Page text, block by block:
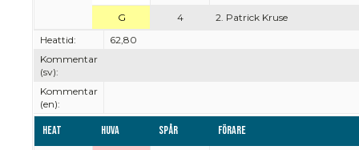
G
4
2. Patrick Kruse
Heattid:
62,80
Kommentar
(sv):
Kommentar
(en):
Heat Huva Spår Förare